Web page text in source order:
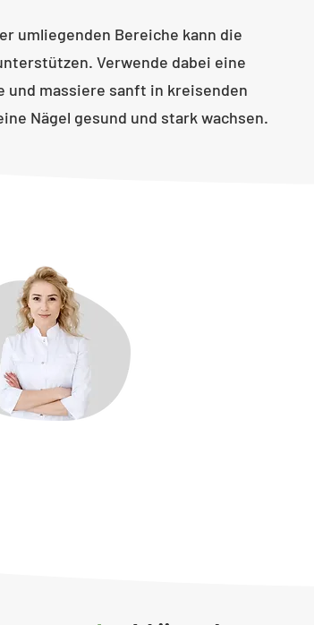
umliegenden Bereiche kann die
Verwende dabei eine
massiere sanft in kreisenden
Nägel gesund und stark wachsen.